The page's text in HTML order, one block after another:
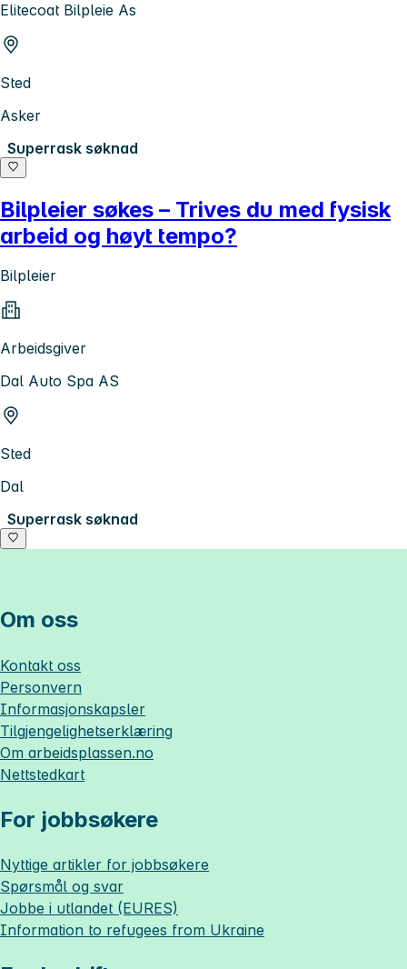
Elitecoat Bilpleie As
Sted
Asker
Superrask søknad
Bilpleier søkes – Trives du med fysisk
arbeid og høyt tempo?
Bilpleier
Arbeidsgiver
Dal Auto Spa AS
Sted
Dal
Superrask søknad
Om oss
Kontakt oss
Personvern
Informasjonskapsler
Tilgjengelighetserklæring
Om arbeidsplassen.no
Nettstedkart
For jobbsøkere
Nyttige artikler for jobbsøkere
Spørsmål og svar
Jobbe i utlandet (EURES)
Information to refugees from Ukraine